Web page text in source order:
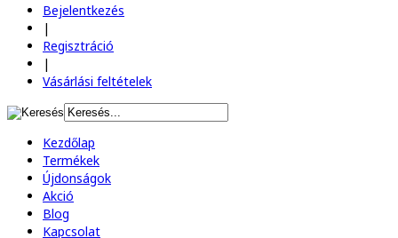
Bejelentkezés
|
Regisztráció
|
Vásárlási feltételek
Kezdőlap
Termékek
Újdonságok
Akció
Blog
Kapcsolat